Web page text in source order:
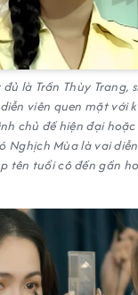
là Trần Thùy Trang,
viên quen mặt với
chủ đề hiện đại
Nghịch Mùa là vai
tên tuổi cô đến gần